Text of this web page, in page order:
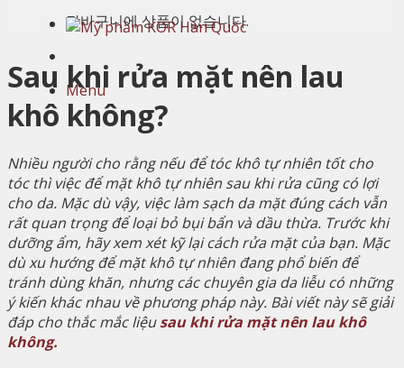
장바구니에 상품이 없습니다.
Menu
Sau khi rửa mặt nên lau
khô không?
Nhiều người cho rằng nếu để tóc khô tự nhiên tốt cho
tóc thì việc để mặt khô tự nhiên sau khi rửa cũng có lợi
cho da. Mặc dù vậy, việc làm sạch da mặt đúng cách vẫn
rất quan trọng để loại bỏ bụi bẩn và dầu thừa. Trước khi
dưỡng ẩm, hãy xem xét kỹ lại cách rửa mặt của bạn. Mặc
dù xu hướng để mặt khô tự nhiên đang phổ biến để
tránh dùng khăn, nhưng các chuyên gia da liễu có những
ý kiến khác nhau về phương pháp này. Bài viết này sẽ giải
đáp cho thắc mắc liệusau khi rửa mặt nên lau khô
không.